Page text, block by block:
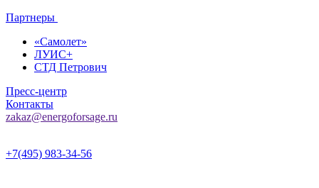
Партнеры
«Самолет»
ЛУИС+
СТД Петрович
Пресс-центр
Контакты
zakaz@energoforsage.ru
+7(495) 983-34-56